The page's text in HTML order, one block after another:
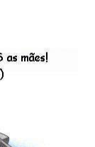
boicotando o
8 e a sua
ros. Gostaria
possamos
a todos!!!